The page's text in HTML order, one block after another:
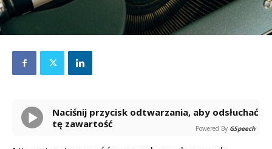
Naciśnij przycisk odtwarzania, aby odsłuchać
tę zawartość
Powered By GSpeech